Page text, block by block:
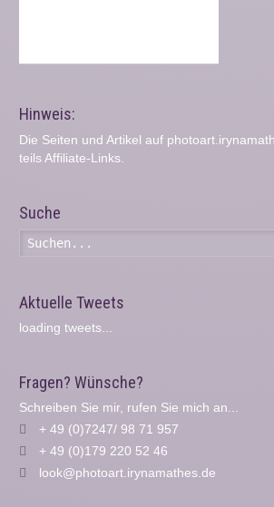
Hinweis:
Die Seiten und Artikel auf
teils Affiliate-Links.
Suche
Aktuelle Tweets
loading tweets...
Fragen? Wünsche?
Schreiben Sie mir, rufen Sie mich an...
+ 49 (0)7247/ 98 71 957
+ 49 (0)179 220 52 46
look@photoart.irynamathes.de